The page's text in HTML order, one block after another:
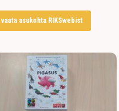
vaata asukohta RIKSwebist